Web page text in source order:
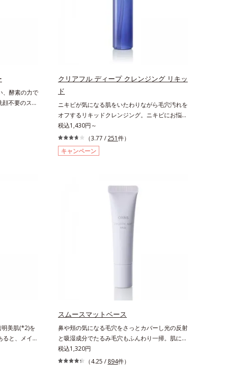
やすいニキ
(*4)へと導
。敏感肌の
ド、スフィ
よる汚れの
ないという
チテスト済
いうわけで
力(*2)と安定性を実現。毛穴の目立ちをしっかり
ケア(*3)して、ゆらぎやすいニキビ肌を、みずみ
りの保湿成分で低刺激。敏感肌の方にもお使いい
ただけます(*5)。*1 テトラ2-ヘキシルデカン酸
ィチン酸、ユズセラミド、スフィンゴ糖脂質*2
角層内*3 うるおいによりキメを整えて毛穴を目
立たなくする*4 洗浄による汚れの除去*5 すべて
の方に皮膚刺激がおきないというわけではありま
せん※敏感肌対象パッチテスト済（すべての人に
皮膚刺激がおきないというわけではありません）
※弱酸性
、酵素の力で
不要のスペ
皮脂汚れが
古い角層を
しっかり洗
に吸い付く
ー。毛穴の
洗いあがり
わただしい
用いただけ
ウナシ果汁
】オルビス
湿液※洗顔
。※週2～3
おすすめい
使いいただ
お使いいた
方法】①適量
肌の上で優
せます。②
クリアフル ディープ クレンジング リキッ
ド
ニキビが気になる肌をいたわりながら毛穴汚れを
オフするリキッドクレンジング。ニキビにお悩み
の肌をいたわりながら、メイクをしっかりオフす
るリキッドクレンジングです。ファンデーショ
ン、ポイントメイクなどの個々の汚れに対応する
洗浄成分が、何度も肌をこすらなくてもメイク汚
す「毛穴クリア処方(*)」を採用。さらにオルビ
スのニキビ対策スキンケア「クリアフルシリー
ズ」と共通の成分も配合し、クリアな肌へ。肌へ
の摩擦を軽減させるための厚みのあるテクスチャ
ーと、たっぷり40％のうるおい成分、植物由来
げます。* 皮脂やメイクの油となじみ、毛穴の汚
税込1,430円～
（3.77 /251件）
キャンペーン
美肌(*2)を
と、メイク
配になりが
いニキビ肌
スムースマットベース
鼻や頬の気になる毛穴をさっとカバーし光の反射
と吸湿成分でたるみ毛穴もふんわり一掃。肌にな
じむクリーム状の部分用化粧下地。小鼻や頬の気
になる毛穴にさっと塗るだけで、毛穴が隠せる部
税込1,320円
（4.25 / 894件）